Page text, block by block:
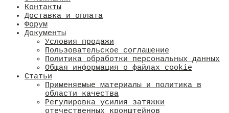
Контакты
Доставка и оплата
Форум
Документы
Условия продажи
Пользовательское соглашение
Политика обработки персональных данных
Общая информация о файлах cookie
Статьи
Применяемые материалы и политика в
области качества
​Регулировка усилия затяжки
отечественных кронштейнов